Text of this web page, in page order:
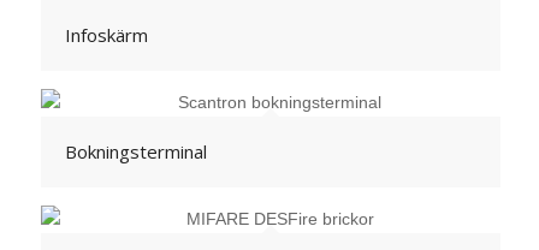
Infoskärm
Bokningsterminal